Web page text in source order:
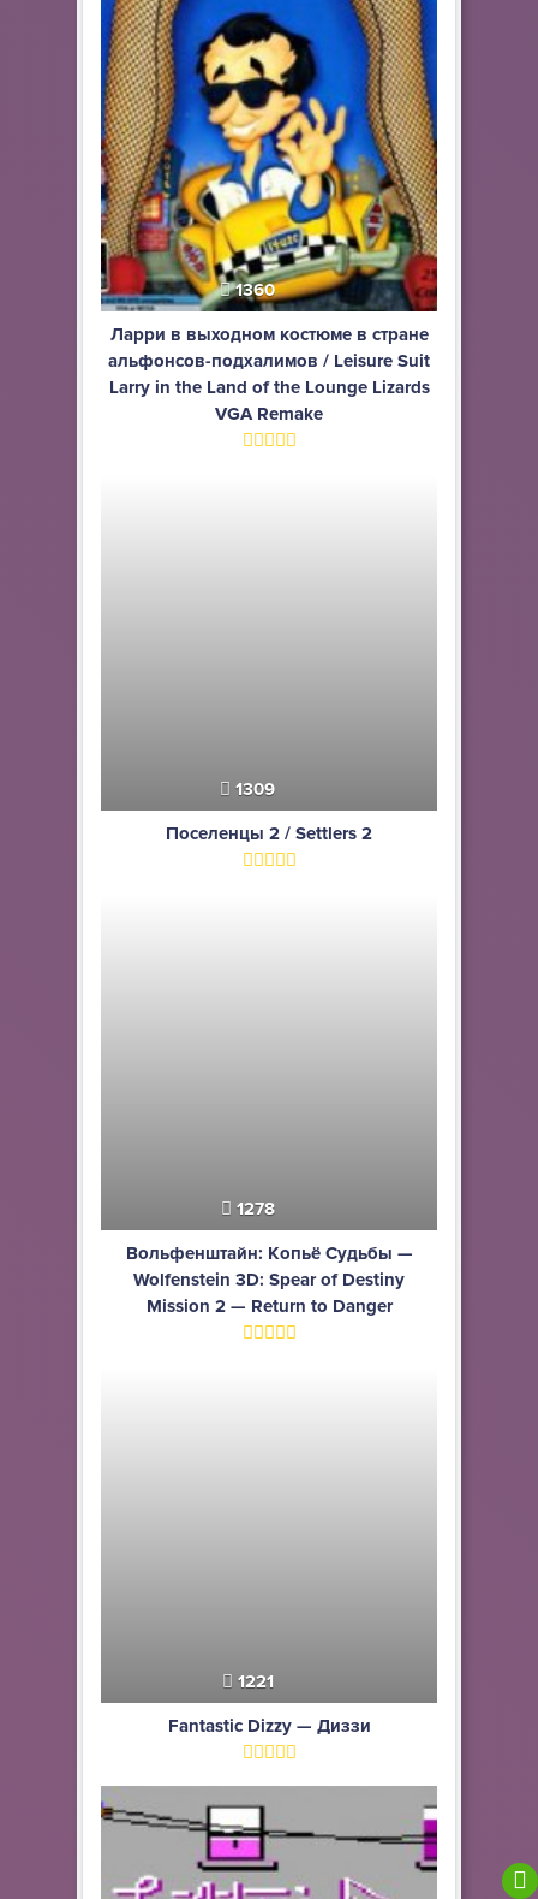
1360
Ларри в выходном костюме в стране
альфонсов-подхалимов / Leisure Suit
Larry in the Land of the Lounge Lizards
VGA Remake
1309
Поселенцы 2 / Settlers 2
1278
Вольфенштайн: Копьё Судьбы —
Wolfenstein 3D: Spear of Destiny
Mission 2 — Return to Danger
1221
Fantastic Dizzy — Диззи